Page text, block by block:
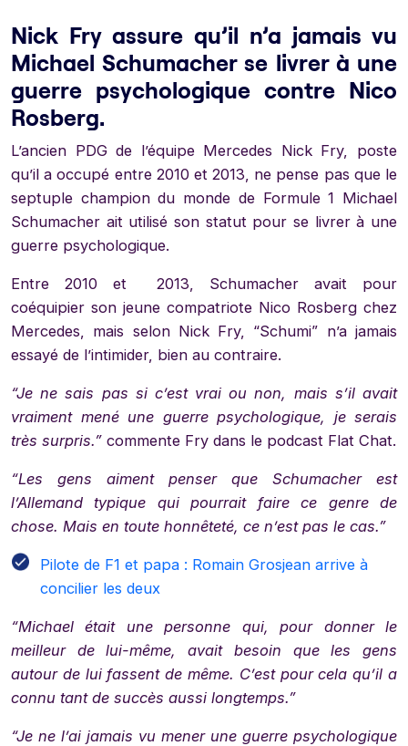
Nick Fry assure qu’il n’a jamais vu
Michael Schumacher se livrer à une
guerre psychologique contre Nico
Rosberg.
L’ancien PDG de l’équipe Mercedes Nick Fry, poste
qu’il a occupé entre 2010 et 2013, ne pense pas que le
septuple champion du monde de Formule 1 Michael
Schumacher ait utilisé son statut pour se livrer à une
guerre psychologique.
Entre 2010 et 2013, Schumacher avait pour
coéquipier son jeune compatriote Nico Rosberg chez
Mercedes, mais selon Nick Fry, “Schumi” n’a jamais
essayé de l’intimider, bien au contraire.
“Je ne sais pas si c’est vrai ou non, mais s’il avait
vraiment mené une guerre psychologique, je serais
très surpris.” commente Fry dans le podcast Flat Chat.
“Les gens aiment penser que Schumacher est
l’Allemand typique qui pourrait faire ce genre de
chose. Mais en toute honnêteté, ce n’est pas le cas.”
Pilote de F1 et papa : Romain Grosjean arrive à
concilier les deux
“Michael était une personne qui, pour donner le
meilleur de lui-même, avait besoin que les gens
autour de lui fassent de même. C’est pour cela qu’il a
connu tant de succès aussi longtemps.”
“Je ne l’ai jamais vu mener une guerre psychologique